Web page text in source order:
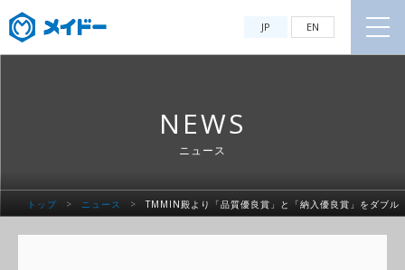
JP EN
NEWS
ニュース
トップ > ニュース >
TMMIN殿より「品質優良賞」と「納入優良賞」をダブル